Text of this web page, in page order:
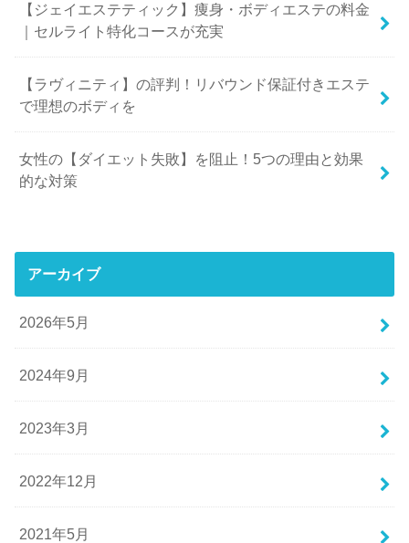
【ジェイエステティック】痩身・ボディエステの料金
｜セルライト特化コースが充実
【ラヴィニティ】の評判！リバウンド保証付きエステ
で理想のボディを
女性の【ダイエット失敗】を阻止！5つの理由と効果
的な対策
アーカイブ
2026年5月
2024年9月
2023年3月
2022年12月
2021年5月